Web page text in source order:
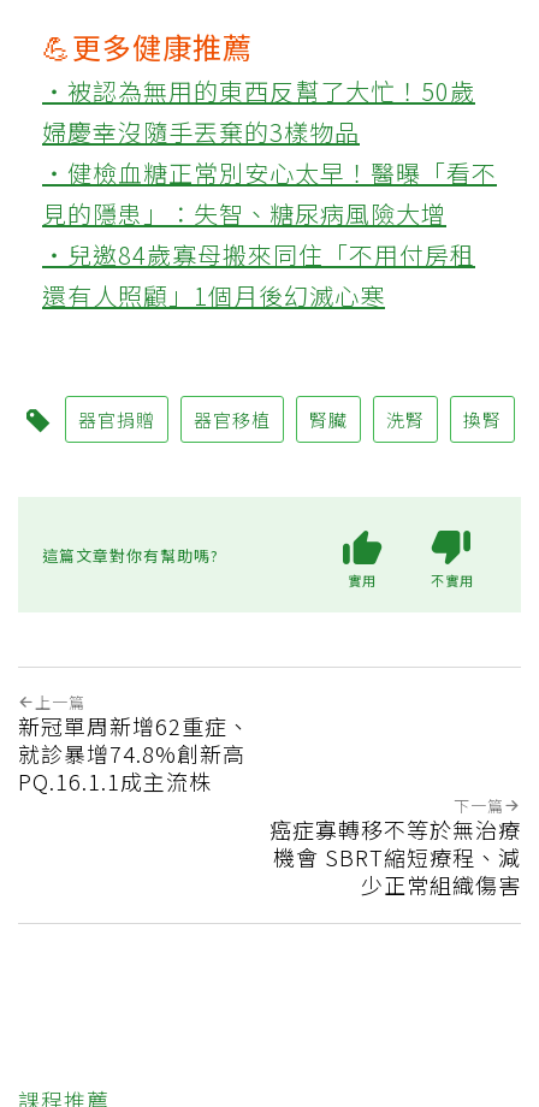
💪更多健康推薦
‧被認為無用的東西反幫了大忙！50歲
婦慶幸沒隨手丟棄的3樣物品
‧健檢血糖正常別安心太早！醫曝「看不
見的隱患」：失智、糖尿病風險大增
‧兒邀84歲寡母搬來同住「不用付房租
還有人照顧」1個月後幻滅心寒
器官捐贈 器官移植 腎臟 洗腎 換腎
這篇文章對你有幫助嗎?
實用 不實用
上一篇
新冠單周新增62重症、
就診暴增74.8%創新高
PQ.16.1.1成主流株
下一篇
癌症寡轉移不等於無治療
機會 SBRT縮短療程、減
少正常組織傷害
課程推薦